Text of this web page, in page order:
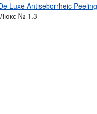
Luxe Antiseborrheic Peeling
Люкс № 1.3